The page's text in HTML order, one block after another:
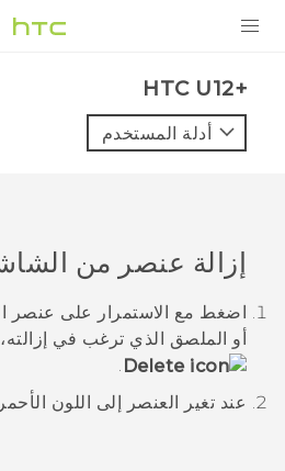
VIVE
VIVERSE
البرامج + التطبيقات
الدعم
أجهزة HTC والملحقات
HTC U12+‎
أدلة المستخدم
إزالة عنصر من
اضغط مع الاستمرار على عنصر
أو الملصق الذي ترغب في
.
عند تغير العنصر إلى اللون